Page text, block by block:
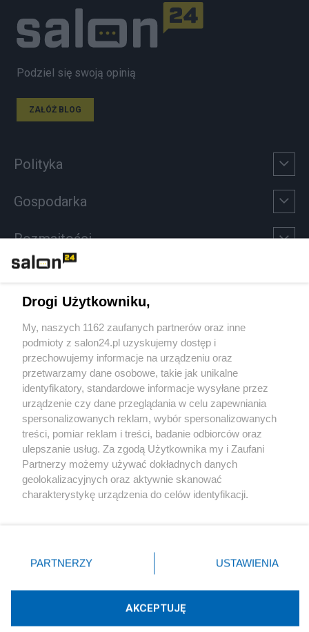
Podziel się swoją opinią
ZAŁÓŻ BLOG
Polityka
Gospodarka
Rozmaitości
Sport
Społeczeństwo
Kultura
X Facebook Instagram Youtube
Technologię dostarcza:W3media.pl
Drogi Użytkowniku,
My, naszych 1162 zaufanych partnerów oraz inne
podmioty z salon24.pl uzyskujemy dostęp i
przechowujemy informacje na urządzeniu oraz
przetwarzamy dane osobowe, takie jak unikalne
identyfikatory, standardowe informacje wysyłane przez
urządzenie czy dane przeglądania w celu zapewniania
spersonalizowanych reklam, wybór spersonalizowanych
treści, pomiar reklam i treści, badanie odbiorców oraz
ulepszanie usług. Za zgodą Użytkownika my i Zaufani
Partnerzy możemy używać dokładnych danych
geolokalizacyjnych oraz aktywnie skanować
charakterystykę urządzenia do celów identyfikacji.
zmienić/wycofać klikając przycisk ustawień prywatności
znajdujący się w lewym dolnym rogu strony
rodzaje przetwarzania danych nie wymagają zgody
użytkownika, ale masz prawo sprzeciwić się takiemu
przetwarzaniu. Preferencje będą miały zastosowania tylko
PARTNERZY USTAWIENIA
AKCEPTUJĘ